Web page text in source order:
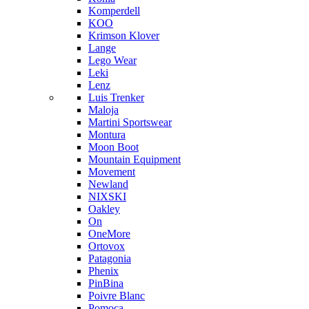
Komperdell
KOO
Krimson Klover
Lange
Lego Wear
Leki
Lenz
Luis Trenker
Maloja
Martini Sportswear
Montura
Moon Boot
Mountain Equipment
Movement
Newland
NIXSKI
Oakley
On
OneMore
Ortovox
Patagonia
Phenix
PinBina
Poivre Blanc